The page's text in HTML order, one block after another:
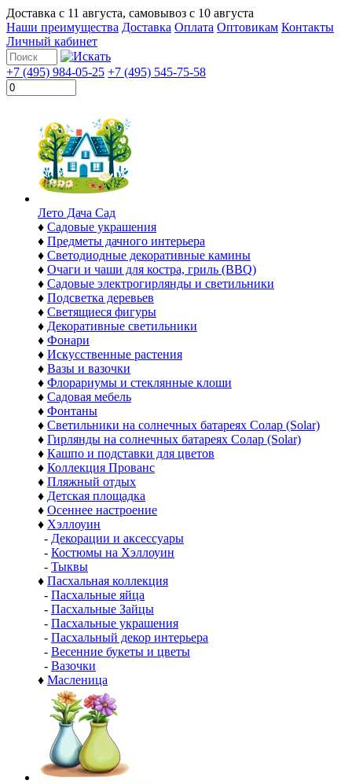
Доставка с 11 августа, самовывоз с 10 августа
Наши преимущества Доставка Оплата Оптовикам Контакты
Личный кабинет
+7 (495) 984-05-25 +7 (495) 545-75-58
Лето Дача Сад
♦ Садовые украшения
♦ Предметы дачного интерьера
♦ Светодиодные декоративные камины
♦ Очаги и чаши для костра, гриль (BBQ)
♦ Садовые электрогирлянды и светильники
♦ Подсветка деревьев
♦ Светящиеся фигуры
♦ Декоративные светильники
♦ Фонари
♦ Искусственные растения
♦ Вазы и вазочки
♦ Флорариумы и стеклянные клоши
♦ Садовая мебель
♦ Фонтаны
♦ Светильники на солнечных батареях Солар (Solar)
♦ Гирлянды на солнечных батареях Солар (Solar)
♦ Кашпо и подставки для цветов
♦ Коллекция Прованс
♦ Пляжный отдых
♦ Детская площадка
♦ Осеннее настроение
♦ Хэллоуин
- Декорации и аксессуары
- Костюмы на Хэллоуин
- Тыквы
♦ Пасхальная коллекция
- Пасхальные яйца
- Пасхальные Зайцы
- Пасхальные украшения
- Пасхальный декор интерьера
- Весенние букеты и цветы
- Вазочки
♦ Масленица